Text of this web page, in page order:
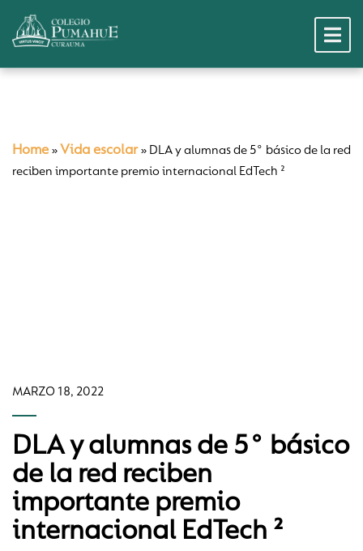
Home » Vida escolar» DLA y alumnas de 5° básico de la red
reciben importante premio internacional EdTech ²
MARZO 18, 2022
DLA y alumnas de 5° básico
de la red reciben
importante premio
internacional EdTech ²